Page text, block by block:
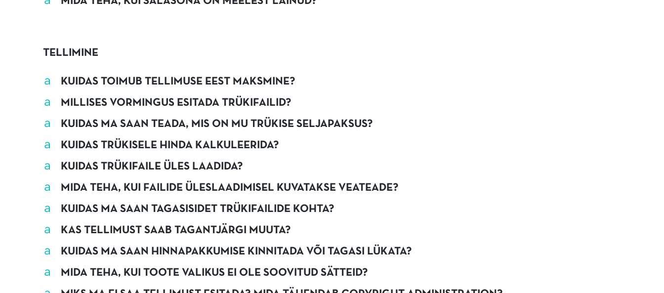
TELLIMINE
a KUIDAS TOIMUB TELLIMUSE EEST MAKSMINE?
a MILLISES VORMINGUS ESITADA TRÜKIFAILID?
a KUIDAS MA SAAN TEADA, MIS ON MU TRÜKISE SELJAPAKSUS?
a KUIDAS TRÜKISELE HINDA KALKULEERIDA?
a KUIDAS TRÜKIFAILE ÜLES LAADIDA?
a MIDA TEHA, KUI FAILIDE ÜLESLAADIMISEL KUVATAKSE VEATEADE?
a KUIDAS MA SAAN TAGASISIDET TRÜKIFAILIDE KOHTA?
a KAS TELLIMUST SAAB TAGANTJÄRGI MUUTA?
a KUIDAS MA SAAN HINNAPAKKUMISE KINNITADA VÕI TAGASI LÜKATA?
a MIDA TEHA, KUI TOOTE VALIKUS EI OLE SOOVITUD SÄTTEID?